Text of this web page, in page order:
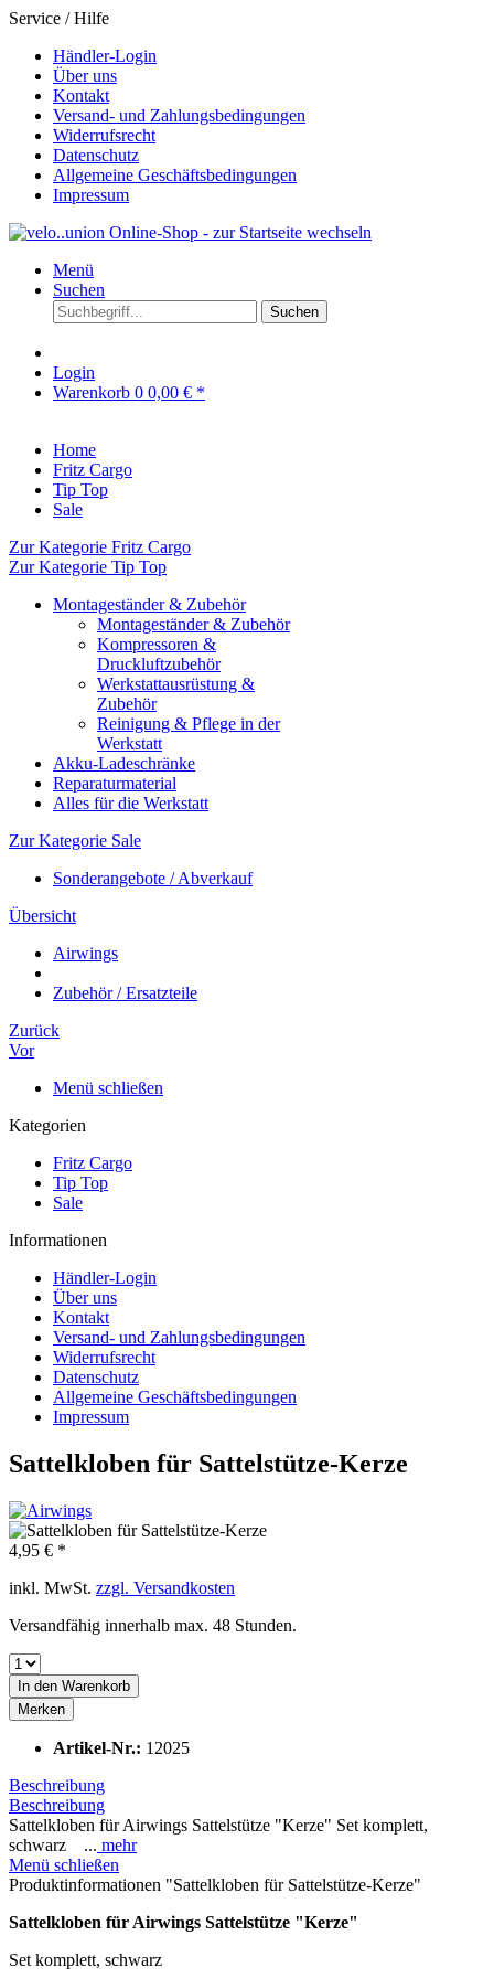
Service / Hilfe
Händler-Login
Über uns
Kontakt
Versand- und Zahlungsbedingungen
Widerrufsrecht
Datenschutz
Allgemeine Geschäftsbedingungen
Impressum
Menü
Suchen
Suchen
Login
Warenkorb 0 0,00 € *
Home
Fritz Cargo
Tip Top
Sale
Zur Kategorie Fritz Cargo
Zur Kategorie Tip Top
Montageständer & Zubehör
Montageständer & Zubehör
Kompressoren &
Druckluftzubehör
Werkstattausrüstung &
Zubehör
Reinigung & Pflege in der
Werkstatt
Akku-Ladeschränke
Reparaturmaterial
Alles für die Werkstatt
Zur Kategorie Sale
Sonderangebote / Abverkauf
Übersicht
Airwings
Zubehör / Ersatzteile
Zurück
Vor
Menü schließen
Kategorien
Fritz Cargo
Tip Top
Sale
Informationen
Händler-Login
Über uns
Kontakt
Versand- und Zahlungsbedingungen
Widerrufsrecht
Datenschutz
Allgemeine Geschäftsbedingungen
Impressum
Sattelkloben für Sattelstütze-Kerze
4,95 € *
inkl. MwSt. zzgl. Versandkosten
Versandfähig innerhalb max. 48 Stunden.
In den Warenkorb
Merken
Artikel-Nr.: 12025
Beschreibung
Beschreibung
Sattelkloben für Airwings Sattelstütze "Kerze" Set komplett,
schwarz ... mehr
Menü schließen
Produktinformationen "Sattelkloben für Sattelstütze-Kerze"
Sattelkloben für Airwings Sattelstütze "Kerze"
Set komplett, schwarz